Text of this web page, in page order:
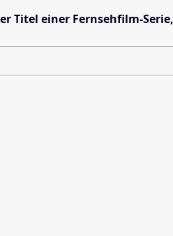
Titel einer Fernsehfilm-